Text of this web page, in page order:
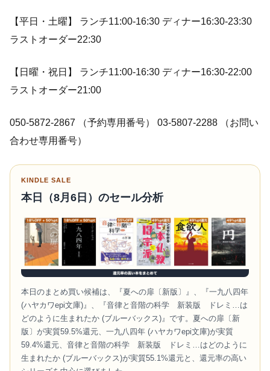
【平日・土曜】 ランチ11:00-16:30 ディナー16:30-23:30
ラストオーダー22:30
【日曜・祝日】 ランチ11:00-16:30 ディナー16:30-22:00
ラストオーダー21:00
050-5872-2867 （予約専用番号） 03-5807-2288 （お問い
合わせ専用番号）
KINDLE SALE
本日（8月6日）のセール分析
本日のまとめ買い候補は、『夏への扉〔新版〕』、『一九八四年
(ハヤカワepi文庫)』、『音律と音階の科学 新装版 ドレミ…は
どのように生まれたか (ブルーバックス)』です。夏への扉〔新
版〕が実質59.5%還元、一九八四年 (ハヤカワepi文庫)が実質
59.4%還元、音律と音階の科学 新装版 ドレミ…はどのように
生まれたか (ブルーバックス)が実質55.1%還元と、還元率の高い